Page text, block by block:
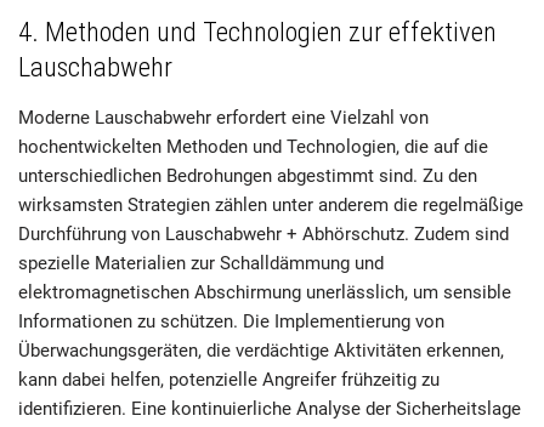
4. Methoden und Technologien zur effektiven
Lauschabwehr
Moderne Lauschabwehr erfordert eine Vielzahl von
hochentwickelten Methoden und Technologien, die auf die
unterschiedlichen Bedrohungen abgestimmt sind. Zu den
wirksamsten Strategien zählen unter anderem die regelmäßige
Durchführung von Lauschabwehr + Abhörschutz. Zudem sind
spezielle Materialien zur Schalldämmung und
elektromagnetischen Abschirmung unerlässlich, um sensible
Informationen zu schützen. Die Implementierung von
Überwachungsgeräten, die verdächtige Aktivitäten erkennen,
kann dabei helfen, potenzielle Angreifer frühzeitig zu
identifizieren. Eine kontinuierliche Analyse der Sicherheitslage